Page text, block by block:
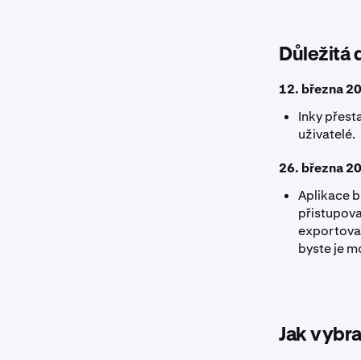
Důležitá
12. března
Inky
uživatelé.
26. března
Aplikace
byste je
Jak